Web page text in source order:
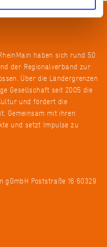
haben sich rund 50
der Regionalverband zur
Über die Ländergrenzen
Gesellschaft seit 2005 die
und fördert die
Gemeinsam mit ihren
und setzt Impulse zu
Poststraße 16 60329